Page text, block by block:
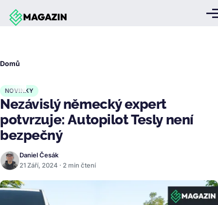
Přejít k hlavnímu obsahu
Domů
NOVINKY
Nezávislý německý expert
potvrzuje: Autopilot Tesly není
bezpečný
Daniel Česák
21 Září, 2024 · 2 min čtení